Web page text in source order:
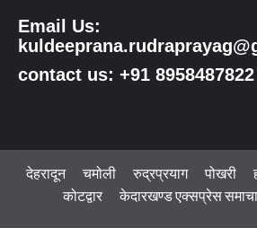
Email Us:
contact us: +91 8958487822
देहरादून चमोली रुद्रप्रयाग पोखरी
कोटद्वार
केदारखण्ड एक्सप्रेस